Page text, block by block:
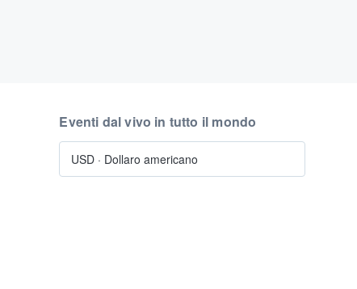
Eventi dal vivo in tutto il mondo
USD · Dollaro americano